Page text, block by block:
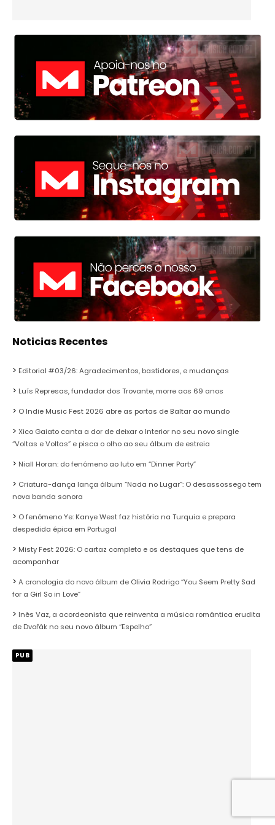
Noticias Recentes
Editorial #03/26: Agradecimentos, bastidores, e mudanças
Luís Represas, fundador dos Trovante, morre aos 69 anos
O Indie Music Fest 2026 abre as portas de Baltar ao mundo
Xico Gaiato canta a dor de deixar o Interior no seu novo single
“Voltas e Voltas” e pisca o olho ao seu álbum de estreia
Niall Horan: do fenómeno ao luto em “Dinner Party”
Criatura-dança lança álbum “Nada no Lugar”: O desassossego tem
nova banda sonora
O fenómeno Ye: Kanye West faz história na Turquia e prepara
despedida épica em Portugal
Misty Fest 2026: O cartaz completo e os destaques que tens de
acompanhar
A cronologia do novo álbum de Olivia Rodrigo “You Seem Pretty Sad
for a Girl So in Love”
Inês Vaz, a acordeonista que reinventa a música romântica erudita
de Dvořák no seu novo álbum “Espelho”
PUB